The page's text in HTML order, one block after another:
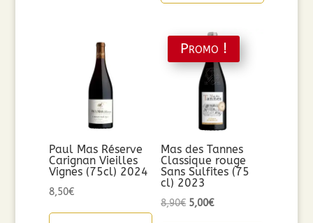
Paul Mas Réserve
Carignan Vieilles
Vignes (75cl) 2024
8,50€
Promo !
Mas des Tannes
Classique rouge
Sans Sulfites (75
cl) 2023
8,90€ Le
5,00€Le